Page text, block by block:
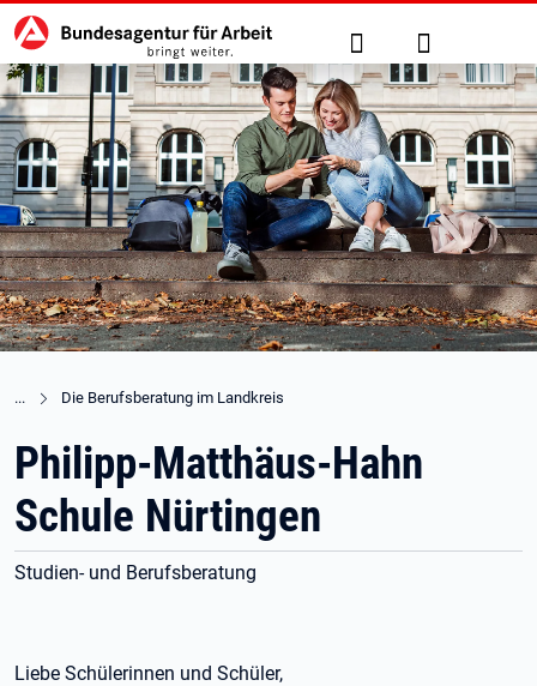
zu den Hauptinhalten springen
Hauptnavigation Suche Anmelden
Die Berufsberatung im Landkreis
Philipp-Matthäus-Hahn
Schule Nürtingen
Studien- und Berufsberatung
Liebe Schülerinnen und Schüler,